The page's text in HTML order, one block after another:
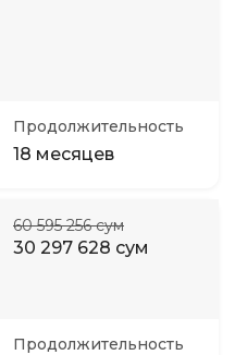
Продолжительность
18 месяцев
60 595 256 сум
30 297 628 сум
Продолжительность